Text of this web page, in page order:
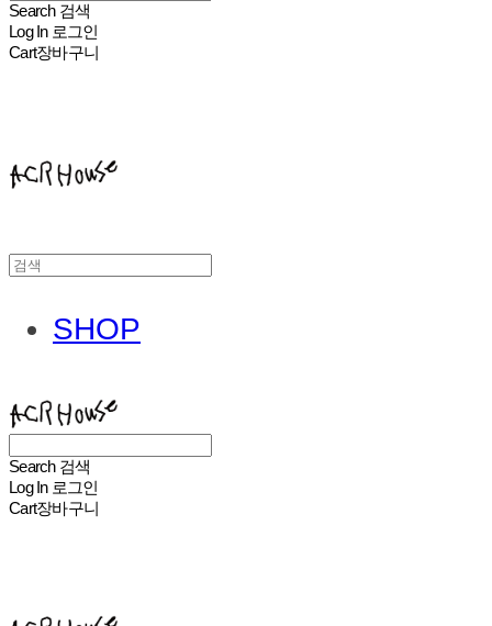
Search 검색
Log In 로그인
Cart장바구니
SHOP
Search 검색
Log In 로그인
Cart장바구니